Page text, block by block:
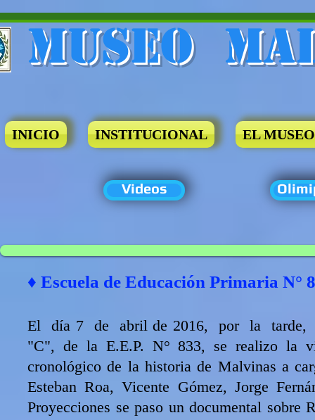
Museo​
INICIO INSTITUCIONAL EL MUSEO
Videos
♦ Escuela de Educación Primaria
El día 7 de abril de 2016, por la tarde,
"C", de la E.E.P. N° 833, se realizo la
cronológico de la historia de Malvinas a
Esteban Roa, Vicente Gómez, Jorge
Proyecciones se paso un documental